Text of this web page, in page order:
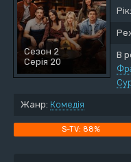
Сезон 2
Серія 20
Рік:
В
Жанр: Комедія
88%